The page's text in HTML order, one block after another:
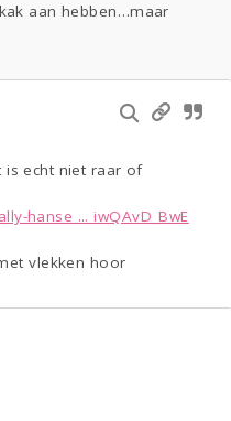
aan hebben…maar
is echt niet raar of
hanse ... iwQAvD_BwE
vlekken hoor